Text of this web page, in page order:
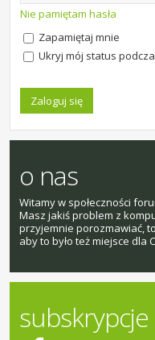
Nie pamiętam hasła
Zapamiętaj mnie
Ukryj mój status
o nas
Witamy w społeczności
Masz jakiś problem z
przyjemnie porozmawiać,
aby to było też miejsce dla
subskrypcje